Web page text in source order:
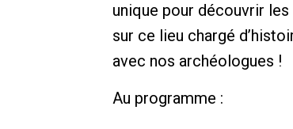
unique pour découvrir
sur ce lieu chargé
avec nos archéologues !
Au programme :